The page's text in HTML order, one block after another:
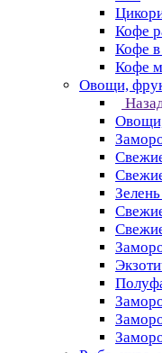
Кофе
Кофе в
Кофе
Овощи,